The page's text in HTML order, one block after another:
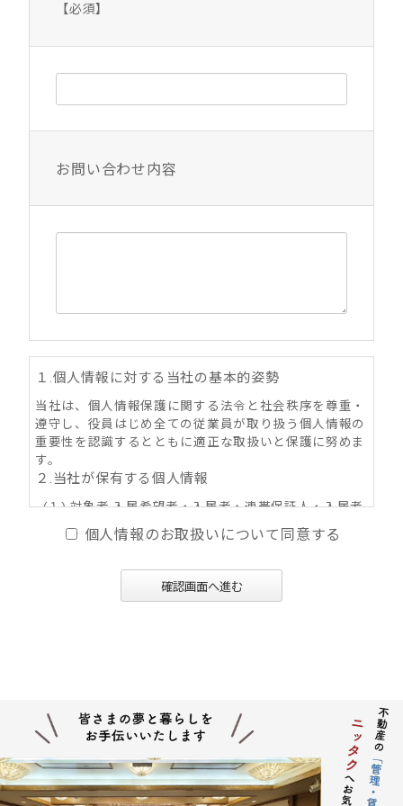
【必須】
お問い合わせ内容
１.個人情報に対する当社の基本的姿勢
当社は、個人情報保護に関する法令と社会秩序を尊重・
遵守し、役員はじめ全ての従業員が取り扱う個人情報の
重要性を認識するとともに適正な取扱いと保護に努めま
す。
２.当社が保有する個人情報
(１) 対象者 入居希望者・入居者・連帯保証人・入居者
家族・同居人・不動産の所有者その他権利者
(２) 取得情報内容 住所・氏名・性別・生年月日・年
アドレス）・自宅電話番号・個人Ｅ-mail アドレス
(１) 不動産の賃貸、売買、交換、及びそれらの媒介・
代理、紹介、入居申込結果等の連絡、信用情報機
関への信用照会、物件の管理等に関する契約その
他取り決め事項の履行に必要な範囲における利用
並びに当社及び当社グループ会社（アパマンショ
個人情報のお取扱いについて同意する
確認画面へ進む